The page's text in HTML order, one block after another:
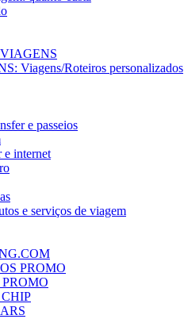
Viagens/Roteiros personalizados
e passeios
e internet
e serviços de viagem
PROMO